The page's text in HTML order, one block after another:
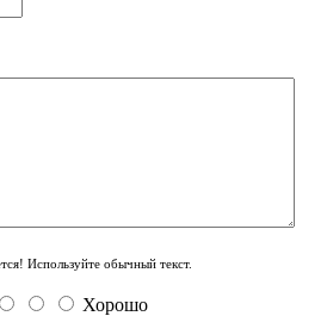
Используйте обычный текст.
Хорошо